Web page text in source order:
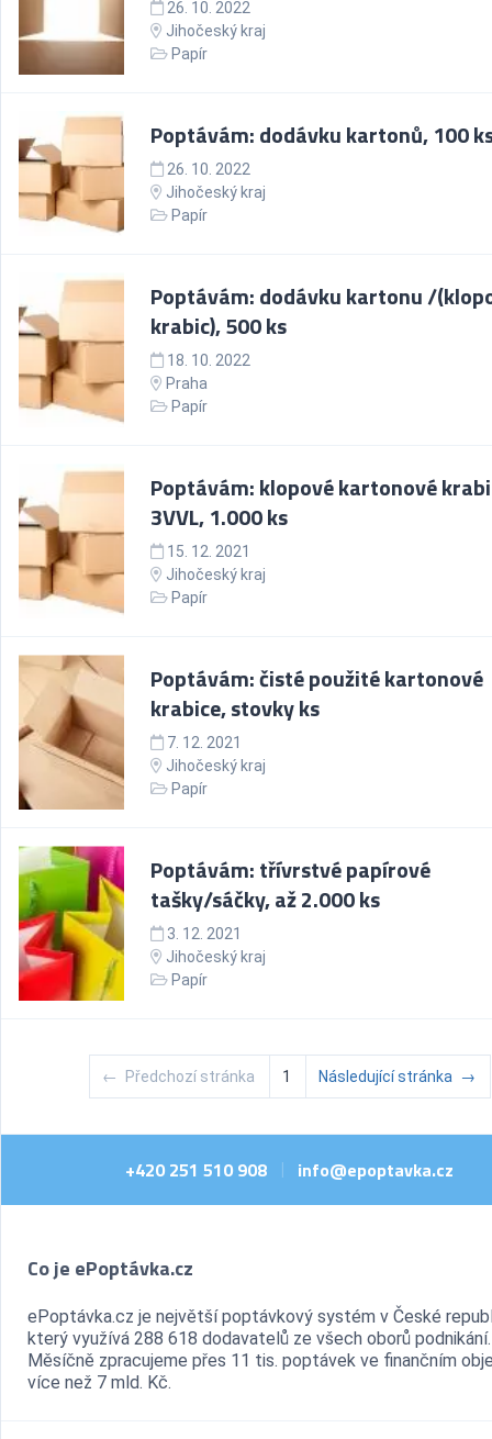
26. 10. 2022
Jihočeský kraj
Papír
Poptávám: dodávku kartonů, 100
26. 10. 2022
Jihočeský kraj
Papír
Poptávám: dodávku kartonu /
krabic), 500 ks
18. 10. 2022
Praha
Papír
Poptávám: klopové kartonové
3VVL, 1.000 ks
15. 12. 2021
Jihočeský kraj
Papír
Poptávám: čisté použité kartonové
krabice, stovky ks
7. 12. 2021
Jihočeský kraj
Papír
Poptávám: třívrstvé papírové
tašky/sáčky, až 2.000 ks
3. 12. 2021
Jihočeský kraj
Papír
← Předchozí stránka 1 Následující stránka →
+420 251 510 908 | info@epoptavka.cz
Co je ePoptávka.cz
ePoptávka.cz je největší poptávkový systém v České
který využívá 288 618 dodavatelů ze všech oborů podnikání.
Měsíčně zpracujeme přes 11 tis. poptávek ve finančním
více než 7 mld. Kč.